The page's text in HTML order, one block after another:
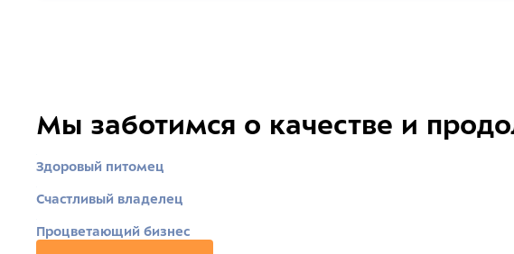
Мы заботимся о качестве и
Здоровый питомец
Счастливый владелец
Процветающий бизнес